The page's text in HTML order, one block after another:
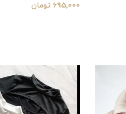
695,000 تومان